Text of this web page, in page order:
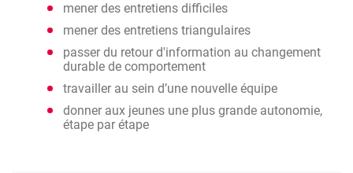
mener des entretiens difficiles
mener des entretiens triangulaires
passer du retour d'information au changement
durable de comportement
travailler au sein d’une nouvelle équipe
donner aux jeunes une plus grande autonomie,
étape par étape